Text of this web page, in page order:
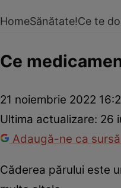
HomeSănătate!Ce te
Ce
21 noiembrie 2022
Ultima actualizare: 26
Adaugă-ne ca
Căderea părului este